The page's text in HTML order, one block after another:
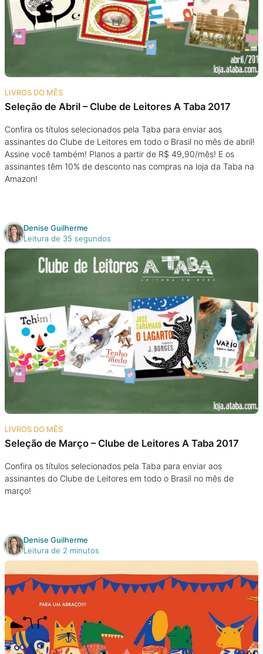
LIVROS DO MÊS
Seleção de Abril – Clube de Leitores A Taba 2017
Confira os títulos selecionados pela Taba para enviar aos
assinantes do Clube de Leitores em todo o Brasil no mês de abril!
Assine você também! Planos a partir de R$ 49,90/mês! E os
assinantes têm 10% de desconto nas compras na loja da Taba na
Amazon!
Denise Guilherme
Leitura de 35 segundos
LIVROS DO MÊS
Seleção de Março – Clube de Leitores A Taba 2017
Confira os títulos selecionados pela Taba para enviar aos
assinantes do Clube de Leitores em todo o Brasil no mês de
março!
Denise Guilherme
Leitura de 2 minutos